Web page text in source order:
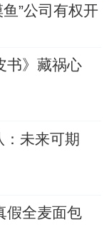
鱼”公司有权开
书》藏祸心
：未来可期
假全麦面包